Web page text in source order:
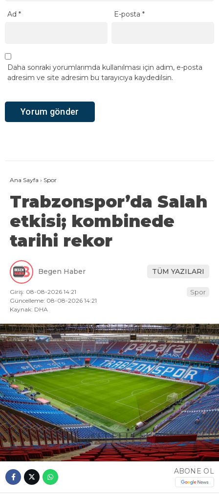
Ad * E-posta*
Daha sonraki yorumlarımda kullanılması için adım, e-posta
adresim ve site adresim bu tarayıcıya kaydedilsin.
Ana Sayfa › Spor
Trabzonspor’da Salah
etkisi; kombinede
tarihi rekor
Begen Haber TÜM YAZILARI
Giriş: 08-08-2026 14:21
Güncelleme: 08-08-2026 14:21
Kaynak: DHA
Spor
ABONE OL